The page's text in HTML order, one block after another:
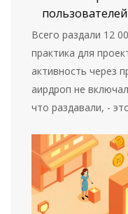
пользователей
Всего раздали 12
практика для
активность через
аирдроп не
что раздавали, -